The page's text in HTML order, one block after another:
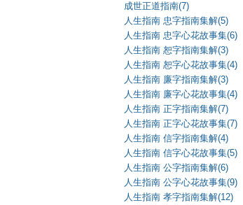
成世正道指南(7)
人生指南 忠字指南集解(5)
人生指南 忠字心花故事集(6)
人生指南 恕字指南集解(3)
人生指南 恕字心花故事集(4)
人生指南 廉字指南集解(3)
人生指南 廉字心花故事集(4)
人生指南 正字指南集解(7)
人生指南 正字心花故事集(7)
人生指南 信字指南集解(4)
人生指南 信字心花故事集(5)
人生指南 公字指南集解(6)
人生指南 公字心花故事集(9)
人生指南 孝字指南集解(12)